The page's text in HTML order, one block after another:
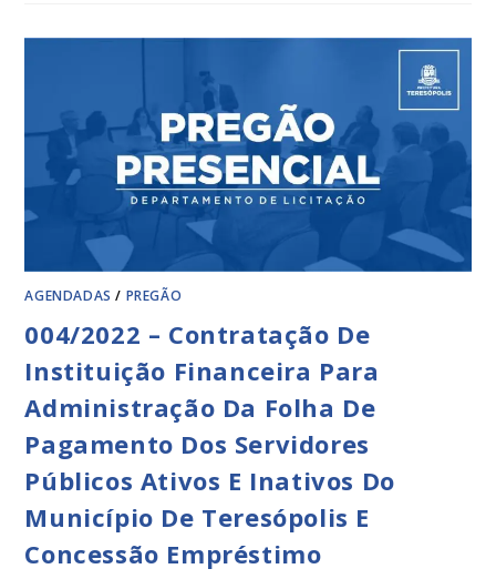
AGENDADAS / PREGÃO
004/2022 – Contratação De
Instituição Financeira Para
Administração Da Folha De
Pagamento Dos Servidores
Públicos Ativos E Inativos Do
Município De Teresópolis E
Concessão Empréstimo